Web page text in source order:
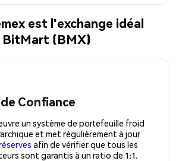
est l'exchange idéal
(BMX)
Confiance
un système de portefeuille froid
et met régulièrement à jour
afin de vérifier que tous les
sont garantis à un ratio de 1:1.